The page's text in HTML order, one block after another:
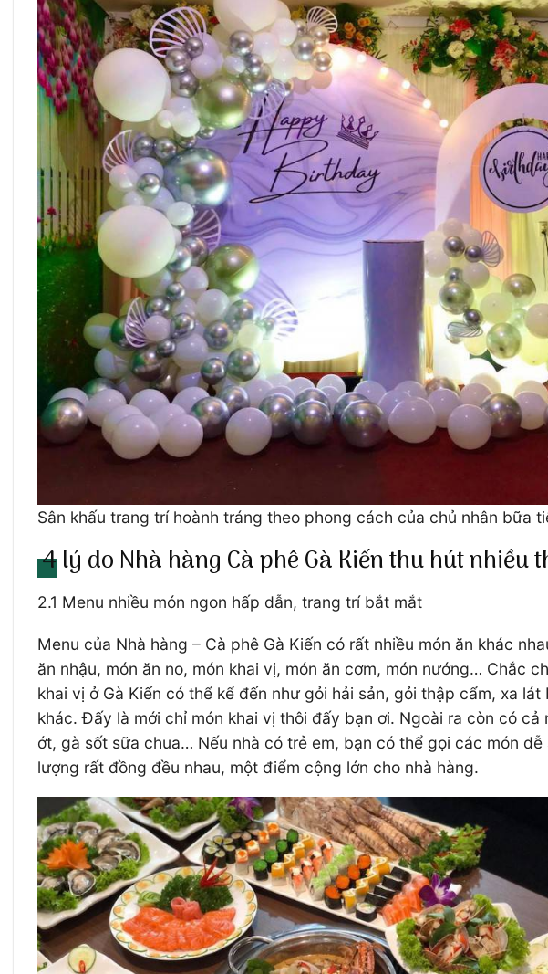
Sân khấu trang trí hoành tráng theo phong cách của chủ nhân bữa
4 lý do Nhà hàng Cà phê Gà Kiến thu hút nhiều
2.1 Menu nhiều món ngon hấp dẫn, trang trí bắt mắt
Menu của Nhà hàng – Cà phê Gà Kiến có rất nhiều món ăn khác
ăn nhậu, món ăn no, món khai vị, món ăn cơm, món nướng… Chắc
khai vị ở Gà Kiến có thể kể đến như gỏi hải sản, gỏi thập cẩm, xa
khác. Đấy là mới chỉ món khai vị thôi đấy bạn ơi. Ngoài ra còn có
ớt, gà sốt sữa chua… Nếu nhà có trẻ em, bạn có thể gọi các món
lượng rất đồng đều nhau, một điểm cộng lớn cho nhà hàng.